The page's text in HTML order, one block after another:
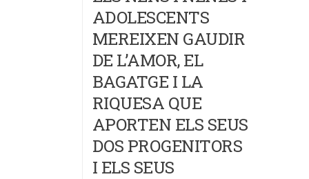
ADOLESCENTS
MEREIXEN GAUDIR
DE L’AMOR, EL
BAGATGE I LA
RIQUESA QUE
APORTEN ELS SEUS
DOS PROGENITORS
I ELS SEUS